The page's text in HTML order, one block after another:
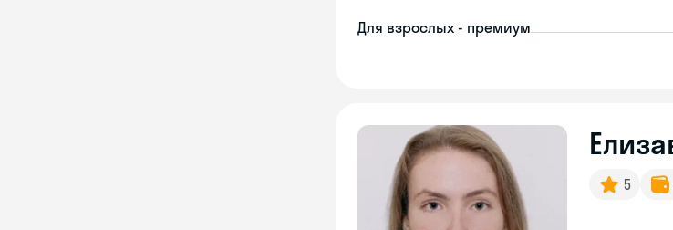
Для взрослых - премиум
5